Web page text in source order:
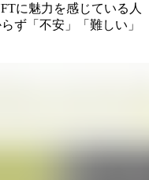
に魅力を感じている人
ず「不安」「難しい」